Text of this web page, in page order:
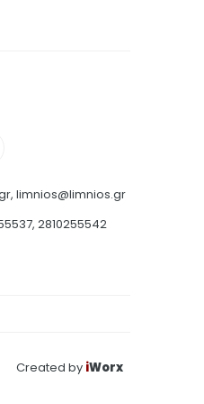
limnios@limnios.gr
2810255542
Created by iWorx